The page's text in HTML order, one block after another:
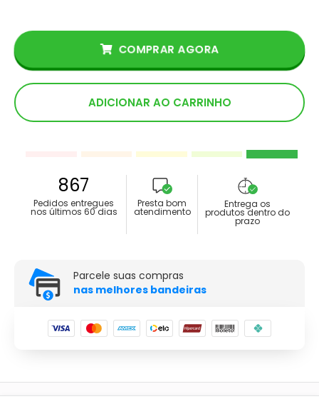
ADICIONAR AO CARRINHO
COMPRAR AGORA
867
Pedidos entregues
nos últimos 60 dias
Presta bom
atendimento
Entrega os
produtos dentro do
prazo
Parcele suas compras
nas melhores bandeiras